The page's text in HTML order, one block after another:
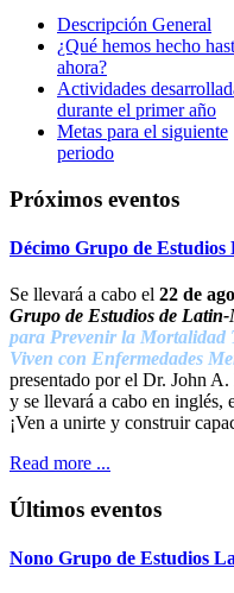
Descripción General
¿Qué hemos hecho
ahora?
Actividades
durante el primer año
Metas para el siguiente
periodo
Próximos eventos
Décimo Grupo de
Se llevará a cabo el 22 de
Grupo de Estudios de
para Prevenir la Mortalidad
Viven con Enfermedades
presentado por el Dr. John
y se llevará a cabo en inglés,
¡Ven a unirte y construir
Read more ...
Últimos eventos
Nono Grupo de Estudios